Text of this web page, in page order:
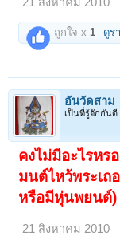
21 สิงหาคม 2010
ถูกใจ x1 ดูร
อั๋นวัดสาม
เป็นที่รู้จักกันดี
คงไม่มีอะไรหร
มนต์ไหว้พระเถ
หรือมีหุ่นพยนต์)
21 สิงหาคม 2010